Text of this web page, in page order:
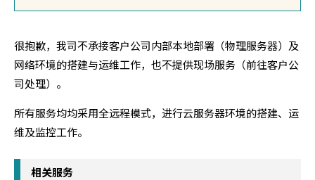
很抱歉，我司不承接客户公司内部本地部署（物理服务器）及
网络环境的搭建与运维工作，也不提供现场服务（前往客户公
司处理）。
所有服务均均采用全远程模式，进行云服务器环境的搭建、运
维及监控工作。
相关服务